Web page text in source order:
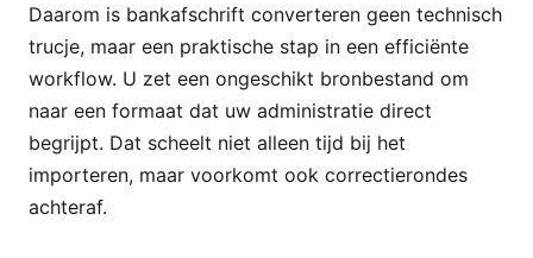
Daarom is bankafschrift converteren geen technisch
trucje, maar een praktische stap in een efficiënte
workflow. U zet een ongeschikt bronbestand om
naar een formaat dat uw administratie direct
begrijpt. Dat scheelt niet alleen tijd bij het
importeren, maar voorkomt ook correctierondes
achteraf.